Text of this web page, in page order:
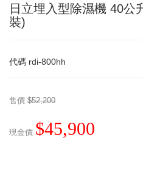
日立埋入型除濕機 40公
裝)
代碼 rdi-800hh
售價 $52,200
現金價 $45,900